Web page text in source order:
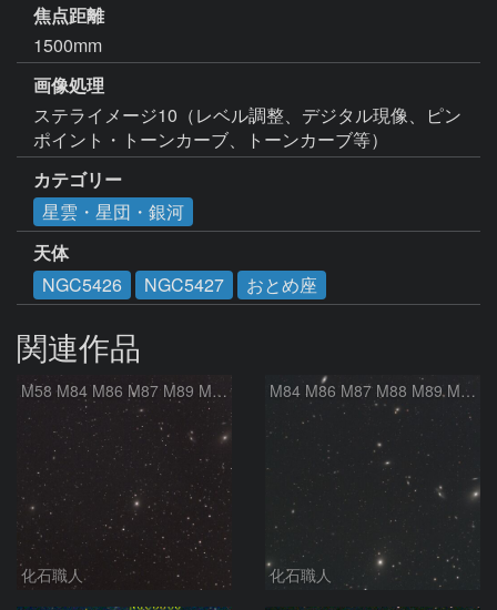
焦点距離
1500mm
画像処理
ステライメージ10（レベル調整、デジタル現像、ピン
ポイント・トーンカーブ、トーンカーブ等）
カテゴリー
星雲・星団・銀河
天体
NGC5426
NGC5427 おとめ座
関連作品
M58 M84 M86 M87 M89 M90 マルカリアンの銀河鎖 おとめ座 かみのけ座
化石職人
M84 M86 M87 M88 M89 M90 M91 マルカリアンの銀河鎖 おとめ座 かみのけ座
化石職人